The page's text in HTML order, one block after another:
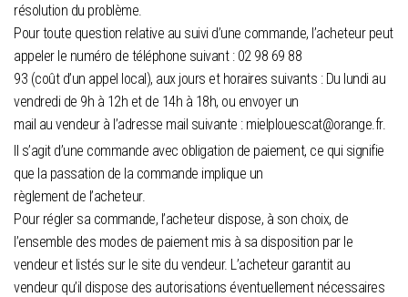
résolution du problème.
Pour toute question relative au suivi d’une commande, l’acheteur peut
appeler le numéro de téléphone suivant : 02 98 69 88
93 (coût d’un appel local), aux jours et horaires suivants : Du lundi au
vendredi de 9h à 12h et de 14h à 18h, ou envoyer un
mail au vendeur à l’adresse mail suivante : mielplouescat@orange.fr.
Il s’agit d’une commande avec obligation de paiement, ce qui signifie
que la passation de la commande implique un
règlement de l’acheteur.
Pour régler sa commande, l’acheteur dispose, à son choix, de
l’ensemble des modes de paiement mis à sa disposition par le
vendeur et listés sur le site du vendeur. L’acheteur garantit au
vendeur qu’il dispose des autorisations éventuellement nécessaires